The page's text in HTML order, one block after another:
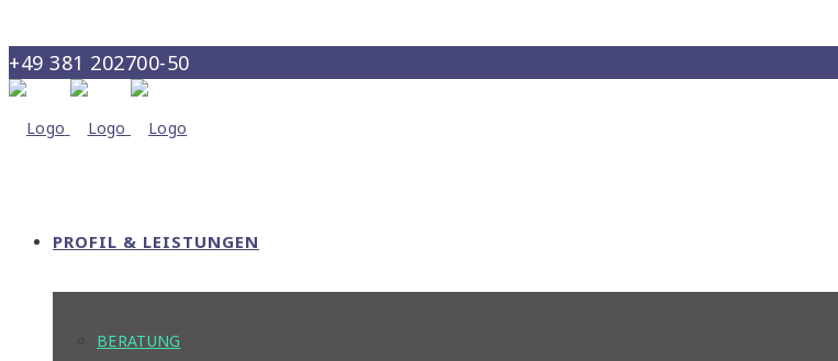
+49 381 202700-50
info@maris-consult.de
PROFIL & LEISTUNGEN
BERATUNG